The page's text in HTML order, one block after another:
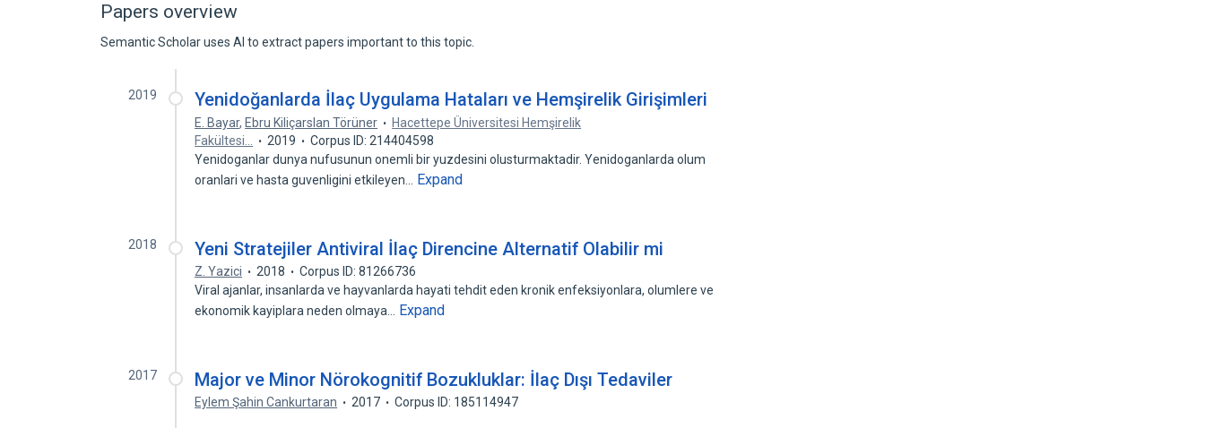
Papers overview
Semantic Scholar uses AI to extract papers important to this topic.
2019 Yenidoğanlarda İlaç Uygulama Hataları ve Hemşirelik Girişimleri
E. Bayar, Ebru Kiliçarslan Törüner
Hacettepe Üniversitesi Hemşirelik
Fakültesi…
2019
Corpus ID: 214404598
Yenidoganlar dunya nufusunun onemli bir yuzdesini olusturmaktadir. Yenidoganlarda olum
oranlari ve hasta guvenligini etkileyen…
Expand
2018 Yeni Stratejiler Antiviral İlaç Direncine Alternatif Olabilir mi
Z. Yazici 2018
Corpus ID: 81266736
Viral ajanlar, insanlarda ve hayvanlarda hayati tehdit eden kronik enfeksiyonlara, olumlere ve
ekonomik kayiplara neden olmaya…
Expand
2017 Major ve Minor Nörokognitif Bozukluklar: İlaç Dışı Tedaviler
Eylem Şahin Cankurtaran 2017 Corpus ID: 185114947